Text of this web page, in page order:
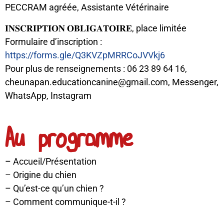
PECCRAM agréée, Assistante Vétérinaire
𝐈𝐍𝐒𝐂𝐑𝐈𝐏𝐓𝐈𝐎𝐍 𝐎𝐁𝐋𝐈𝐆𝐀𝐓𝐎𝐈𝐑𝐄, place limitée
Formulaire d’inscription :
https://forms.gle/Q3KVZpMRRCoJVVkj6
Pour plus de renseignements : 06 23 89 64 16,
cheunapan.educationcanine@gmail.com, Messenger,
WhatsApp, Instagram
Au programme
– Accueil/Présentation
– Origine du chien
– Qu’est-ce qu’un chien ?
– Comment communique-t-il ?